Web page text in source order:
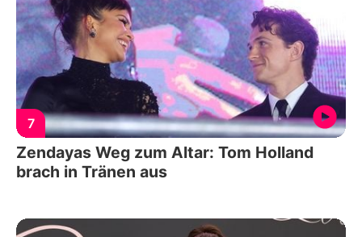
7
Zendayas Weg zum Altar: Tom Holland
brach in Tränen aus